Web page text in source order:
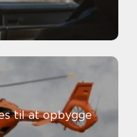
til at opbygge